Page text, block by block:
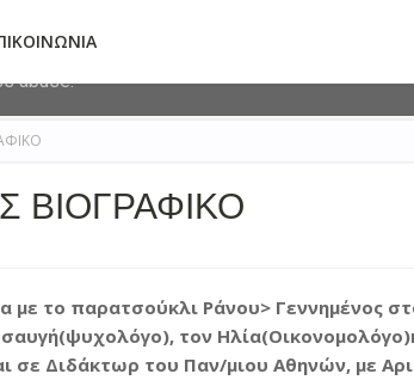
ΒΙΟΓΡΑΦΙΚΟ
το παρατσούκλι Ράνου> Γεννημένος
τον
σε Διδάκτωρ του Παν/μιου Αθηνών, με
deliver its services and to analyze traffic.
abuse.